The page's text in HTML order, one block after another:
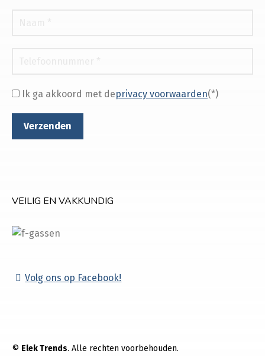
Ik ga akkoord met deprivacy voorwaarden(*)
VEILIG EN VAKKUNDIG
Volg ons op Facebook!
© Elek Trends. Alle rechten voorbehouden.